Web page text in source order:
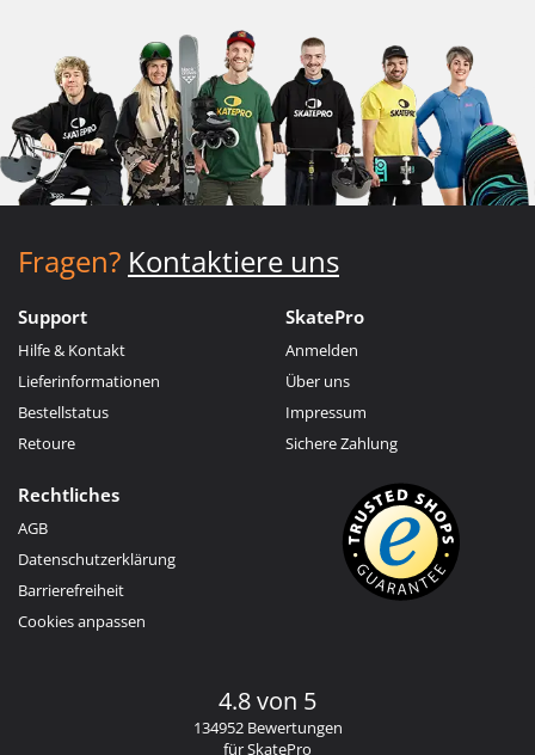
Fragen? Kontaktiere uns
Support
Hilfe & Kontakt
Lieferinformationen
Bestellstatus
Retoure
SkatePro
Anmelden
Über uns
Impressum
Sichere Zahlung
Rechtliches
AGB
Datenschutzerklärung
Barrierefreiheit
Cookies anpassen
4.8 von 5
134952 Bewertungen
für SkatePro